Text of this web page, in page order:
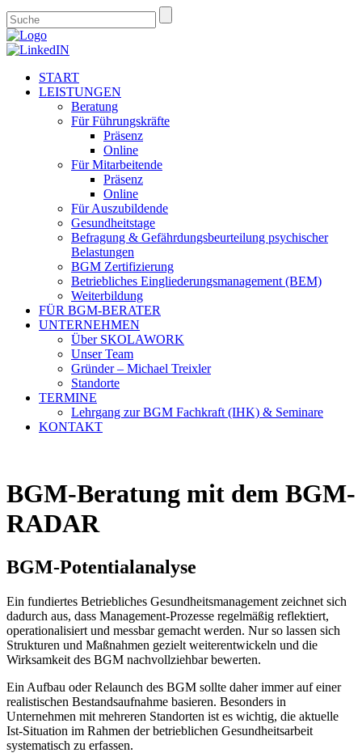
START
LEISTUNGEN
Beratung
Für Führungskräfte
Präsenz
Online
Für Mitarbeitende
Präsenz
Online
Für Auszubildende
Gesundheitstage
Befragung & Gefährdungsbeurteilung psychischer
Belastungen
BGM Zertifizierung
Betriebliches Eingliederungsmanagement (BEM)
Weiterbildung
FÜR BGM-BERATER
UNTERNEHMEN
Über SKOLAWORK
Unser Team
Gründer – Michael Treixler
Standorte
TERMINE
Lehrgang zur BGM Fachkraft (IHK) & Seminare
KONTAKT
BGM-Beratung mit dem BGM-
RADAR
BGM-Potentialanalyse
Ein fundiertes Betriebliches Gesundheitsmanagement zeichnet sich
dadurch aus, dass Management-Prozesse regelmäßig reflektiert,
operationalisiert und messbar gemacht werden. Nur so lassen sich
Strukturen und Maßnahmen gezielt weiterentwickeln und die
Wirksamkeit des BGM nachvollziehbar bewerten.
Ein Aufbau oder Relaunch des BGM sollte daher immer auf einer
realistischen Bestandsaufnahme basieren. Besonders in
Unternehmen mit mehreren Standorten ist es wichtig, die aktuelle
Ist-Situation im Rahmen der betrieblichen Gesundheitsarbeit
systematisch zu erfassen.